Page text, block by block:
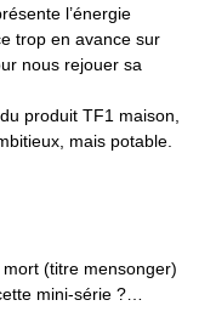
l’énergie
trop en avance sur
nous rejouer sa
produit TF1 maison,
mais potable.
(titre mensonger)
mini-série ?…